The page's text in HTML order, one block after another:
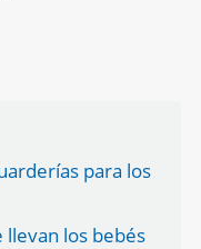
para los
los bebés